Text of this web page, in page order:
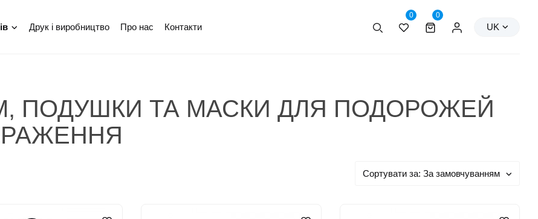
Друк і виробництво Про нас Контакти Пошук
0 0
Персональні дані
UK
ПОДУШКИ ТА МАСКИ ДЛЯ ПОДОРОЖЕЙ
Сортувати за: За замовчуванням